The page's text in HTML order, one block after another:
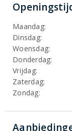
Maandag:
Dinsdag:
Woensdag:
Donderdag:
Vrijdag:
Zaterdag:
Zondag: